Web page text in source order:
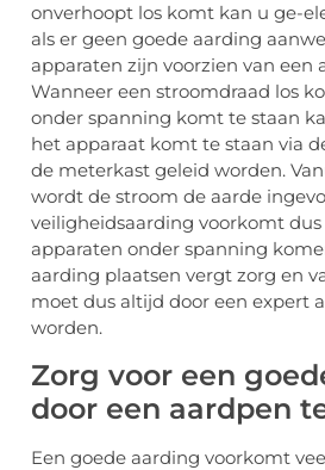
onverhoopt los komt kan u ge-
als er geen goede aarding
apparaten zijn voorzien van een
Wanneer een stroomdraad los
onder spanning komt te staan
het apparaat komt te staan via
de meterkast geleid worden.
wordt de stroom de aarde
veiligheidsaarding voorkomt
apparaten onder spanning
aarding plaatsen vergt zorg en
moet dus altijd door een expert
worden.
Zorg voor een
door een aardpen
Een goede aarding voorkomt